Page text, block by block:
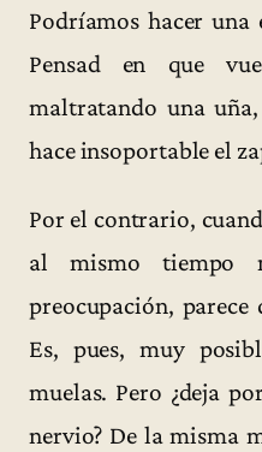
Podríamos hacer una
Pensad en que
maltratando una
hace insoportable el
Por el contrario,
al mismo tiempo
preocupación,
Es, pues, muy
muelas. Pero ¿deja
nervio? De la misma